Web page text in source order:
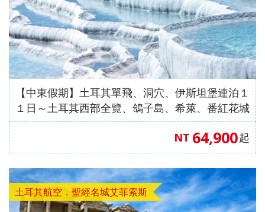
【中東假期】土耳其單飛、洞穴、伊斯坦堡連泊１
１日～土耳其西部全覽、鴿子島、希萊、番紅花城
（土耳其航空）#正班機
NT 64,900起
土耳其航空．聖經名城艾菲索斯